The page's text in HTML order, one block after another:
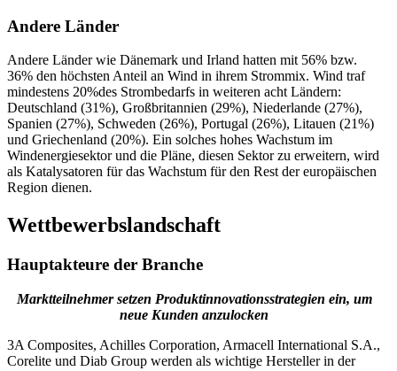
Andere Länder
Andere Länder wie Dänemark und Irland hatten mit 56% bzw.
36% den höchsten Anteil an Wind in ihrem Strommix. Wind traf
mindestens 20%des Strombedarfs in weiteren acht Ländern:
Deutschland (31%), Großbritannien (29%), Niederlande (27%),
Spanien (27%), Schweden (26%), Portugal (26%), Litauen (21%)
und Griechenland (20%). Ein solches hohes Wachstum im
Windenergiesektor und die Pläne, diesen Sektor zu erweitern, wird
als Katalysatoren für das Wachstum für den Rest der europäischen
Region dienen.
Wettbewerbslandschaft
Hauptakteure der Branche
Marktteilnehmer setzen Produktinnovationsstrategien ein, um
neue Kunden anzulocken
3A Composites, Achilles Corporation, Armacell International S.A.,
Corelite und Diab Group werden als wichtige Hersteller in der